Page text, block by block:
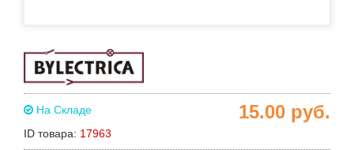
На Складе
ID товара: 17963
15.00 руб.